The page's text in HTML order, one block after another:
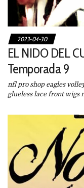
2023-04-30
EL NIDO DEL
Temporada 9
nfl pro shop eagles
glueless lace front wigs